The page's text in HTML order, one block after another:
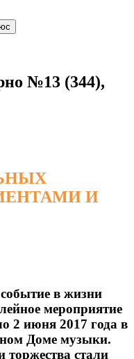
№13 (344),
И
в жизни
мероприятие
2 июня 2017 года в
Доме музыки.
торжества стали